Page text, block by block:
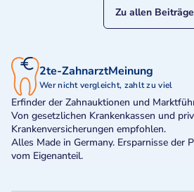
Zu allen
2te-ZahnarztMeinung
Wer nicht vergleicht, zahlt zu viel
Erfinder der Zahnauktionen und
Von gesetzlichen Krankenkassen und
Krankenversicherungen empfohlen.
Alles Made in Germany. Ersparnisse der
vom Eigenanteil.